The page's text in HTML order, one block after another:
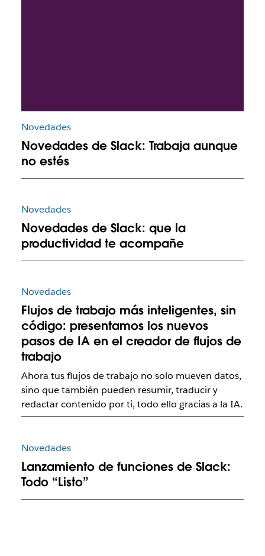
Novedades
Novedades de Slack: Trabaja aunque
no estés
Novedades
Novedades de Slack: que la
productividad te acompañe
Novedades
Flujos de trabajo más inteligentes, sin
código: presentamos los nuevos
pasos de IA en el creador de flujos de
trabajo
Ahora tus flujos de trabajo no solo mueven datos,
sino que también pueden resumir, traducir y
redactar contenido por ti, todo ello gracias a la IA.
Novedades
Lanzamiento de funciones de Slack:
Todo “Listo”